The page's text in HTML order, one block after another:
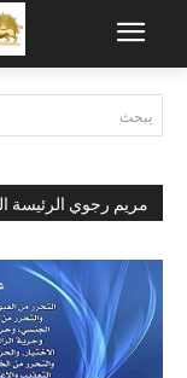
يبحث
مريم رجوي الرئيسة